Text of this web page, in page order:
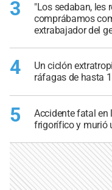
3
"Los sedaban, les
comprábamos
extrabajador del
4
Un ciclón
ráfagas de hasta
5
Accidente fatal en
frigorífico y murió